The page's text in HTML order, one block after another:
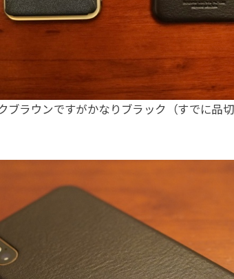
ブラウンですがかなりブラック（すでに品